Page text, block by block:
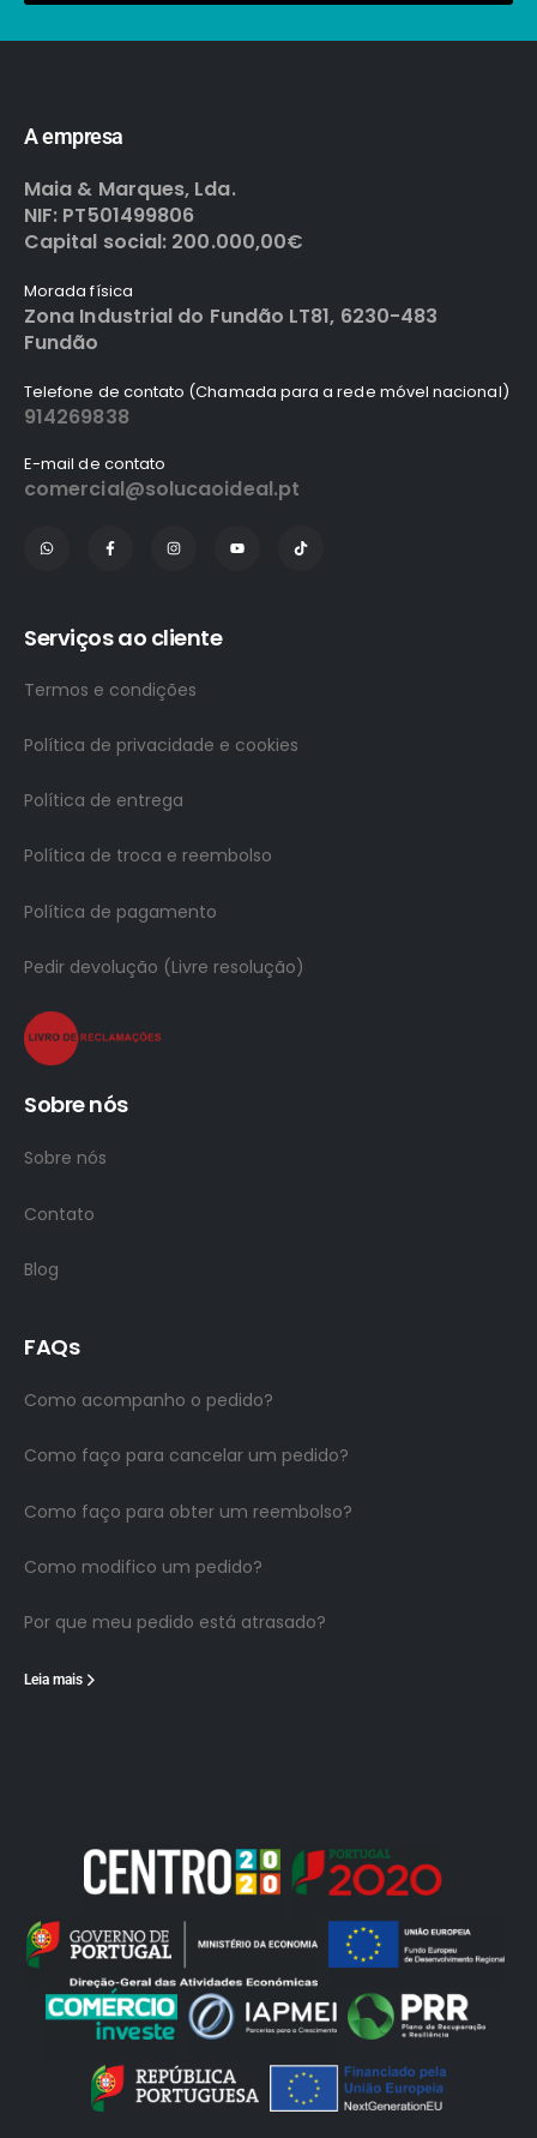
A empresa
Maia & Marques, Lda.
NIF: PT501499806
Capital social: 200.000,00€
Morada física
Zona Industrial do Fundão LT81, 6230-483
Fundão
Telefone de contato (Chamada para a rede móvel nacional)
914269838
E-mail de contato
comercial@solucaoideal.pt
Serviços ao cliente
Termos e condições
Política de privacidade e cookies
Política de entrega
Política de troca e reembolso
Política de pagamento
Pedir devolução (Livre resolução)
Sobre nós
Sobre nós
Contato
Blog
FAQs
Como acompanho o pedido?
Como faço para cancelar um pedido?
Como faço para obter um reembolso?
Como modifico um pedido?
Por que meu pedido está atrasado?
Leia mais